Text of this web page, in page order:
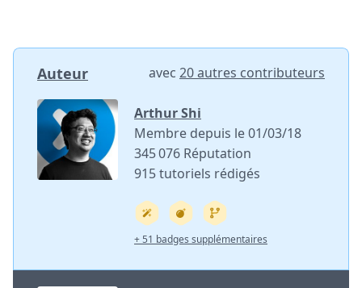
Auteur avec 20 autres contributeurs
Arthur Shi
Membre depuis le 01/03/18
345 076 Réputation
915 tutoriels rédigés
+ 51 badges supplémentaires